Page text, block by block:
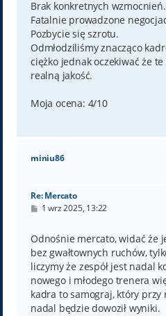
Brak konkretnych wzmocnień.
Fatalnie prowadzone
Pozbycie się szrotu.
Odmłodziliśmy znacząco
ciężko jednak oczekiwać że
realną jakość.
Moja ocena: 4/10
miniu86
Re: Mercato
P
t
1 wrz 2025, 13:22
Odnośnie mercato, widać że
bez gwałtownych ruchów,
liczymy że zespół jest nadal
nowego i młodego trenera
kadra to samograj, który
nadal będzie dowoził wyniki.